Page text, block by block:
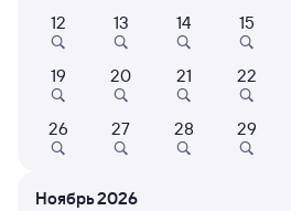
Самый быстрый
073Е Проходящий
Кунгур
03:33 20 ч 36 м в пути
12 13 14 15
19 20 21 22
26 27 28 29
Ноябрь 2026